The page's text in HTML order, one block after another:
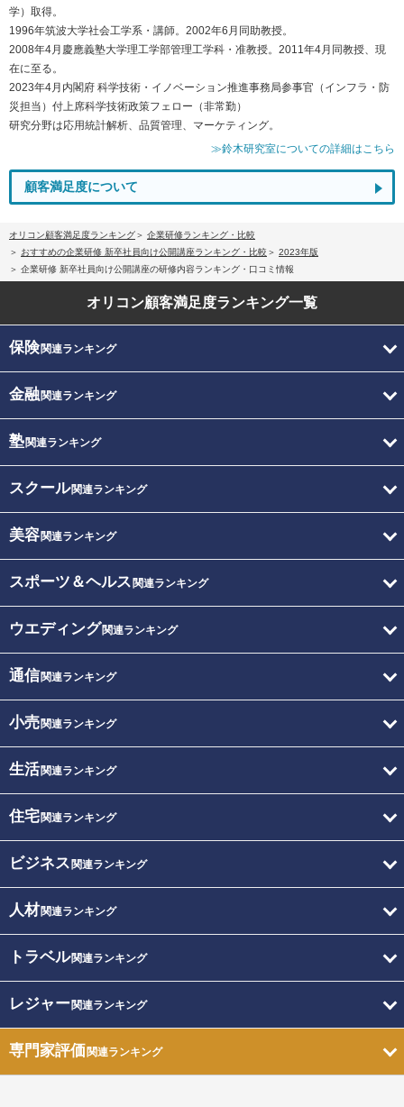
学）取得。
1996年筑波大学社会工学系・講師。2002年6月同助教授。
2008年4月慶應義塾大学理工学部管理工学科・准教授。2011年4月同教授、現
在に至る。
2023年4月内閣府 科学技術・イノベーション推進事務局参事官（インフラ・防
災担当）付上席科学技術政策フェロー（非常勤）
研究分野は応用統計解析、品質管理、マーケティング。
≫鈴木研究室についての詳細はこちら
顧客満足度について
オリコン顧客満足度ランキング
企業研修ランキング・比較
おすすめの企業研修 新卒社員向け公開講座ランキング・比較
2023年版
企業研修 新卒社員向け公開講座の研修内容ランキング・口コミ情報
オリコン顧客満足度ランキング一覧
保険関連ランキング
金融関連ランキング
塾関連ランキング
スクール関連ランキング
美容関連ランキング
スポーツ＆ヘルス 関連ランキング
ウエディング関連ランキング
通信関連ランキング
小売関連ランキング
生活関連ランキング
住宅関連ランキング
ビジネス 関連ランキング
人材関連ランキング
トラベル関連ランキング
レジャー関連ランキング
専門家評価関連ランキング